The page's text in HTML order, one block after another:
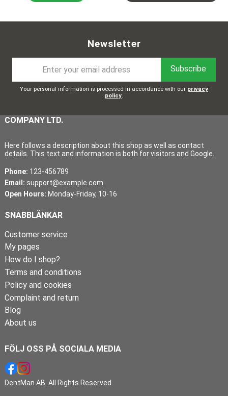
Newsletter
Subscribe
Your personal information is processed in accordance with our privacy
policy.
COMPANY LTD.
Here follows a description about this shop as well as contact
details. This text and information is both for visitors and Google.
Phone: 123-456789
Email: support@example.com
Open Hours: Monday-Friday, 10-16
SNABBLÄNKAR
Customer service
My pages
How do I shop?
Terms and conditions
Policy and cookies
Complaint and return
Blog
About us
FÖLJ OSS PÅ SOCIALA MEDIA
DentMan AB. All Rights Reserved.